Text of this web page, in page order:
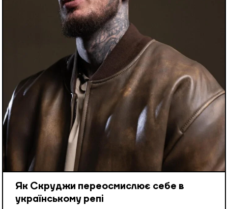
Як Скруджи переосмислює себе в
українському репі